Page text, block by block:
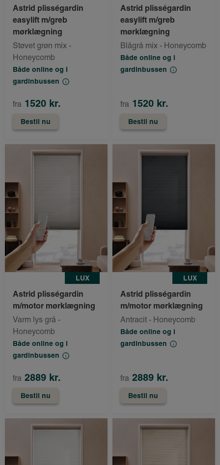
Astrid plisségardin
easylift m/greb
mørklægning
Støvet grøn mix -
Honeycomb
Både online og i
gardinbussen
fra 1520 kr.
Bestil nu
Astrid plisségardin
easylift m/greb
mørklægning
Blågrå mix - Honeycomb
Både online og i
gardinbussen
fra 1520 kr.
Bestil nu
LUX
Astrid plisségardin
m/motor mørklægning
Varm lys grå -
Honeycomb
Både online og i
gardinbussen
fra 2889 kr.
Bestil nu
LUX
Astrid plisségardin
m/motor mørklægning
Antracit - Honeycomb
Både online og i
gardinbussen
fra 2889 kr.
Bestil nu